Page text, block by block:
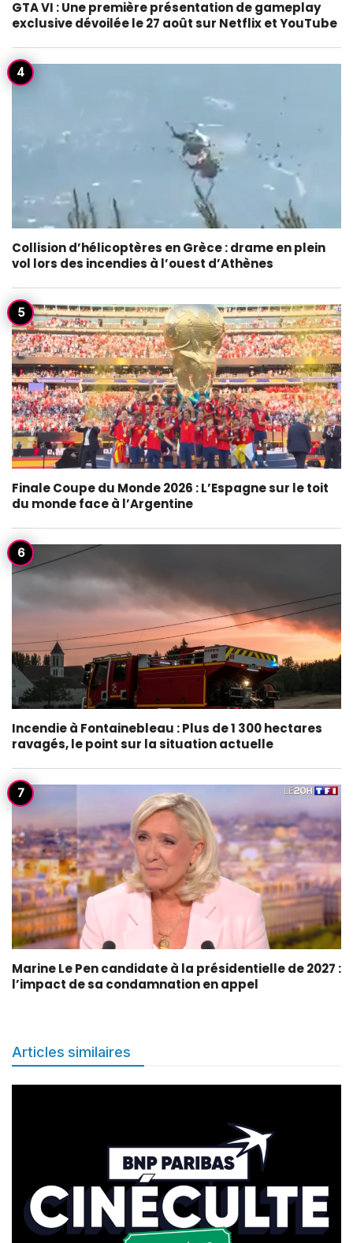
GTA VI : Une première présentation de gameplay
exclusive dévoilée le 27 août sur Netflix et YouTube
Collision d’hélicoptères en Grèce : drame en plein
vol lors des incendies à l’ouest d’Athènes
Finale Coupe du Monde 2026 : L’Espagne sur le toit
du monde face à l’Argentine
Incendie à Fontainebleau : Plus de 1 300 hectares
ravagés, le point sur la situation actuelle
Marine Le Pen candidate à la présidentielle de 2027 :
l’impact de sa condamnation en appel
Articles similaires